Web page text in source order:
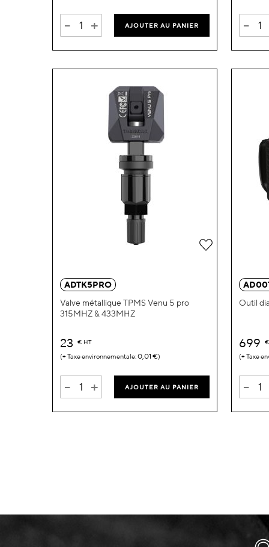
- + AJOUTER AU PANIER -
ADTK5PRO
Valve métallique TPMS Venu 5 pro
315MHZ & 433MHZ
23 € HT
0,01 €
- + AJOUTER AU PANIER
Outil
699 €
-